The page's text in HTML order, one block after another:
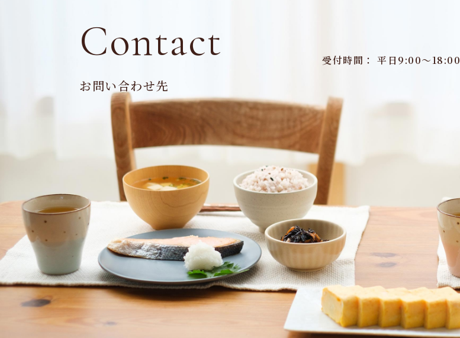
Contact
お問い合わせ先
受付時間： 平日9:00～18:00